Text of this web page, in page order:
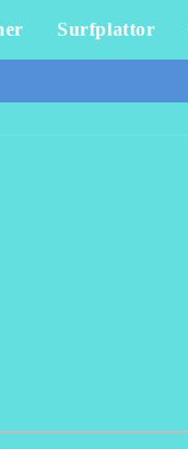
Surfplattor